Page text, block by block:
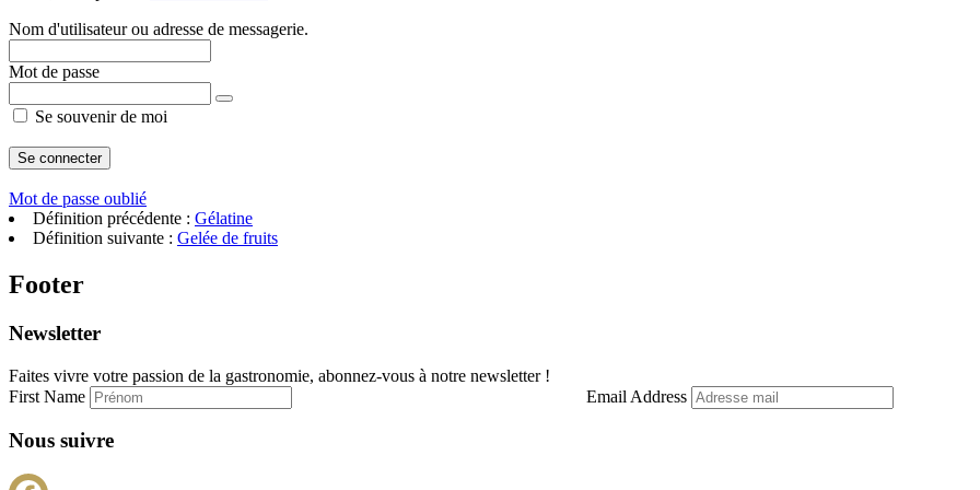
Nom d'utilisateur ou adresse de messagerie.
Mot de passe
Se souvenir de moi
Mot de passe oublié
Définition précédente : Gélatine
Définition suivante : Gelée de fruits
Footer
Newsletter
Faites vivre votre passion de la gastronomie, abonnez-vous à notre newsletter !
First Name
Email Address
Nous suivre